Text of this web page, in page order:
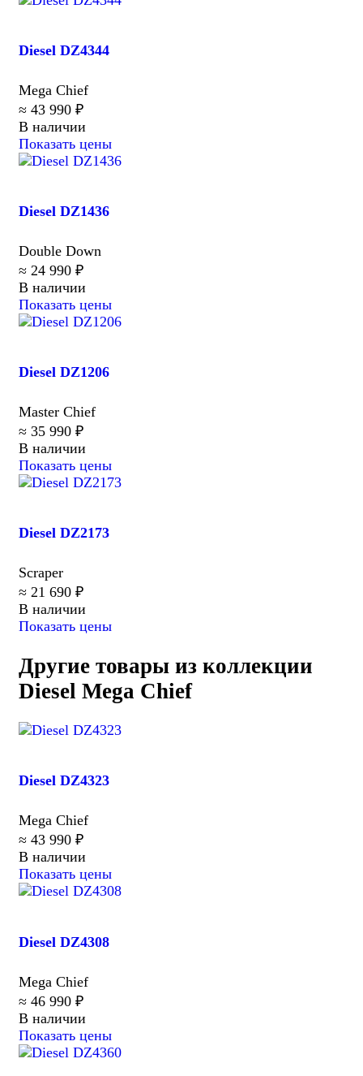
Diesel DZ4344
Mega Chief
≈ 43 990 ₽
В наличии
Показать цены
Diesel DZ1436
Double Down
≈ 24 990 ₽
В наличии
Показать цены
Diesel DZ1206
Master Chief
≈ 35 990 ₽
В наличии
Показать цены
Diesel DZ2173
Scraper
≈ 21 690 ₽
В наличии
Показать цены
Другие товары из коллекции
Diesel Mega Chief
Diesel DZ4323
Mega Chief
≈ 43 990 ₽
В наличии
Показать цены
Diesel DZ4308
Mega Chief
≈ 46 990 ₽
В наличии
Показать цены